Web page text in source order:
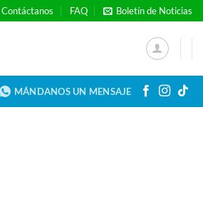
Contáctanos FAQ Boletín de Noticias
MÁNDANOS UN MENSAJE